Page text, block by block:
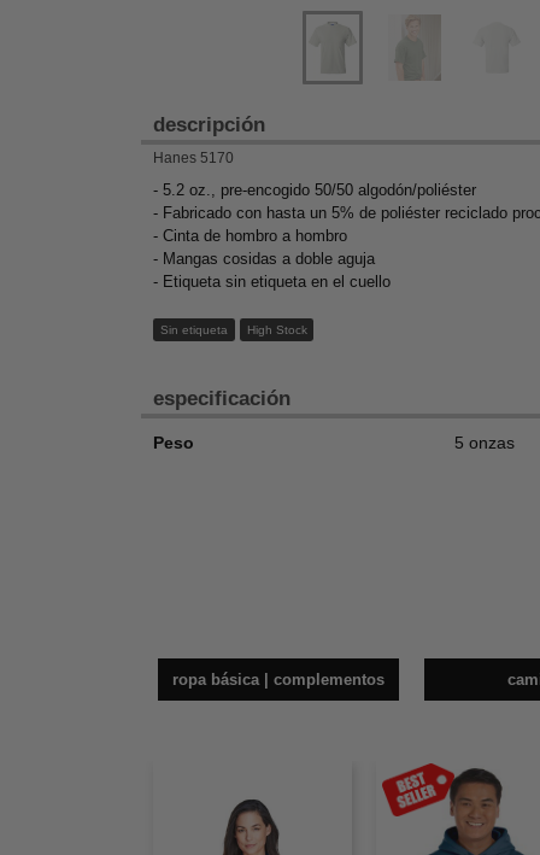
descripción
Hanes 5170
- 5.2 oz., pre-encogido 50/50 algodón/poliéster
- Fabricado con hasta un 5% de poliéster reciclado
- Cinta de hombro a hombro
- Mangas cosidas a doble aguja
- Etiqueta sin etiqueta en el cuello
Sin etiqueta High Stock
especificación
Peso 5 onzas
ropa básica | complementos